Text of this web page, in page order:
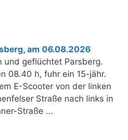
am 06.08.2026
und geflüchtet Parsberg.
08.40 h, fuhr ein 15-jähr.
E-Scooter von der linken
Straße nach links in
Straße ...